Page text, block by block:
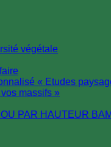
végétale
« Etudes
massifs »
PAR HAUTEUR